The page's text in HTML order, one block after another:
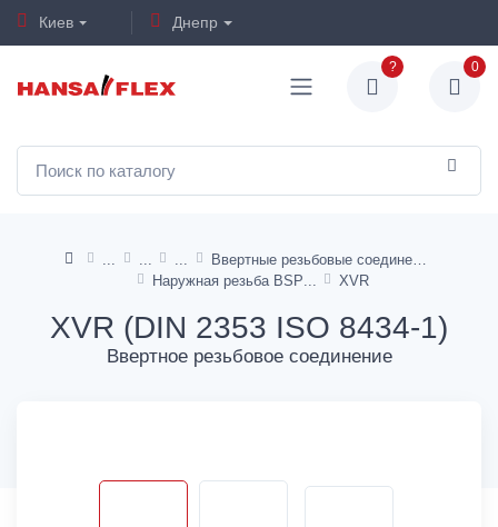
Киев Днепр
? 0
Ввертные резьбовые соединения
Наружная резьба BSP
XVR
XVR (DIN 2353 ISO 8434-1)
Ввертное резьбовое соединение